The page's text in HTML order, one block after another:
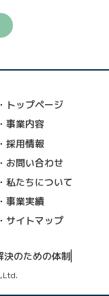
・トップページ
・事業内容
・採用情報
・お問い合わせ
・私たちについて
・事業実績
・サイトマップ
決のための体制